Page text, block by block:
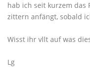
hab ich seit kurzem das
zittern anfängt, sobald
Wisst ihr vllt auf was
Lg